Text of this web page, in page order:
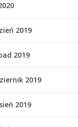
2019
2019
2019
2019